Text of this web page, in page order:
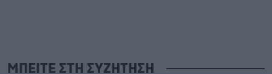
ΜΠΕΙΤΕ ΣΤΗ ΣΥΖΗΤΗΣΗ